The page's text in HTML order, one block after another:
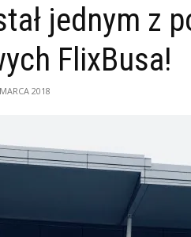
jednym z
FlixBusa!
2018